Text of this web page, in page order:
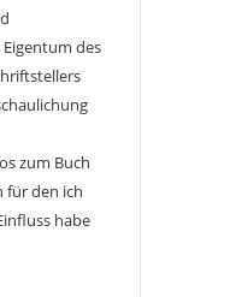
des
zum Buch
für den ich
habe